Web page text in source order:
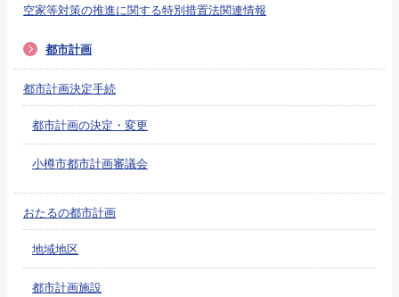
空家等対策の推進に関する特別措置法関連情報
都市計画
都市計画決定手続
都市計画の決定・変更
小樽市都市計画審議会
おたるの都市計画
地域地区
都市計画施設